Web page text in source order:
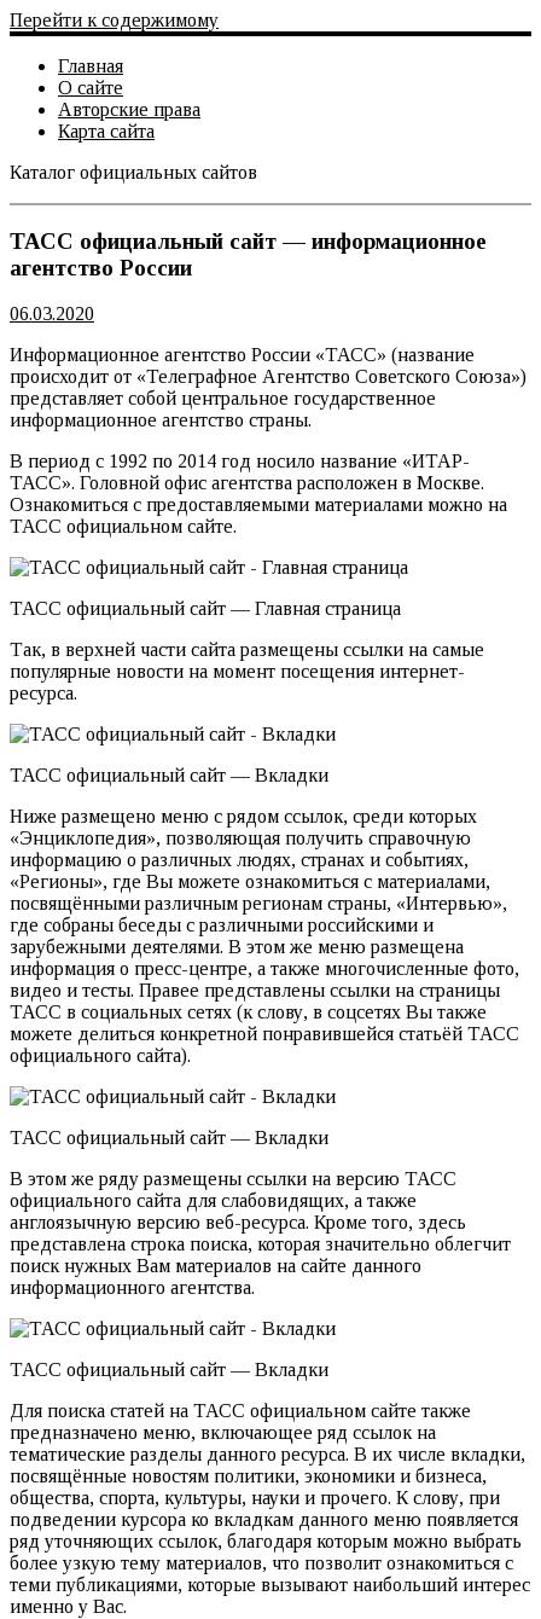
Перейти к содержимому
Главная
О сайте
Авторские права
Карта сайта
Каталог официальных сайтов
ТАСС официальный сайт — информационное
агентство России
06.03.2020
Информационное агентство России «ТАСС» (название
происходит от «Телеграфное Агентство Советского Союза»)
представляет собой центральное государственное
информационное агентство страны.
В период с 1992 по 2014 год носило название «ИТАР-
ТАСС». Головной офис агентства расположен в Москве.
Ознакомиться с предоставляемыми материалами можно на
ТАСС официальном сайте.
ТАСС официальный сайт — Главная страница
Так, в верхней части сайта размещены ссылки на самые
популярные новости на момент посещения интернет-
ресурса.
ТАСС официальный сайт — Вкладки
Ниже размещено меню с рядом ссылок, среди которых
«Энциклопедия», позволяющая получить справочную
информацию о различных людях, странах и событиях,
«Регионы», где Вы можете ознакомиться с материалами,
посвящёнными различным регионам страны, «Интервью»,
где собраны беседы с различными российскими и
зарубежными деятелями. В этом же меню размещена
информация о пресс-центре, а также многочисленные фото,
видео и тесты. Правее представлены ссылки на страницы
ТАСС в социальных сетях (к слову, в соцсетях Вы также
можете делиться конкретной понравившейся статьёй ТАСС
официального сайта).
ТАСС официальный сайт — Вкладки
В этом же ряду размещены ссылки на версию ТАСС
официального сайта для слабовидящих, а также
англоязычную версию веб-ресурса. Кроме того, здесь
представлена строка поиска, которая значительно облегчит
поиск нужных Вам материалов на сайте данного
информационного агентства.
ТАСС официальный сайт — Вкладки
Для поиска статей на ТАСС официальном сайте также
предназначено меню, включающее ряд ссылок на
тематические разделы данного ресурса. В их числе вкладки,
посвящённые новостям политики, экономики и бизнеса,
общества, спорта, культуры, науки и прочего. К слову, при
подведении курсора ко вкладкам данного меню появляется
ряд уточняющих ссылок, благодаря которым можно выбрать
более узкую тему материалов, что позволит ознакомиться с
теми публикациями, которые вызывают наибольший интерес
именно у Вас.